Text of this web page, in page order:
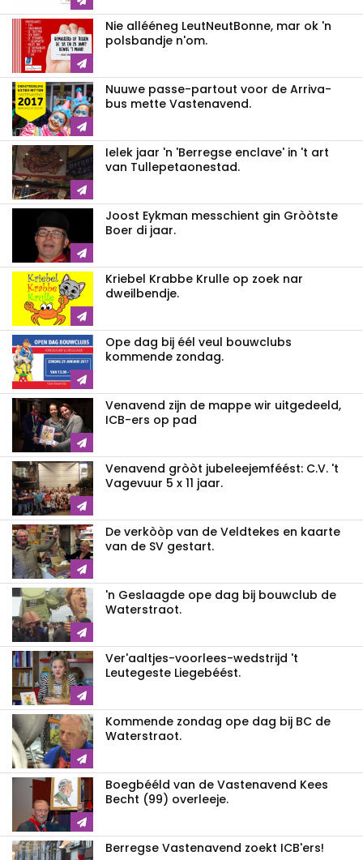
Nie allééneg LeutNeutBonne, mar ok 'n
polsbandje n'om.
Nuuwe passe-partout voor de Arriva-
bus mette Vastenavend.
Ielek jaar 'n 'Berregse enclave' in 't art
van Tullepetaonestad.
Joost Eykman messchient gin Gròòtste
Boer di jaar.
Kriebel Krabbe Krulle op zoek nar
dweilbendje.
Ope dag bij éél veul bouwclubs
kommende zondag.
Venavend zijn de mappe wir uitgedeeld,
ICB-ers op pad
Venavend gròòt jubeleejemféést: C.V. 't
Vagevuur 5 x 11 jaar.
De verkòòp van de Veldtekes en kaarte
van de SV gestart.
'n Geslaagde ope dag bij bouwclub de
Waterstraot.
Ver'aaltjes-voorlees-wedstrijd 't
Leutegeste Liegebéést.
Kommende zondag ope dag bij BC de
Waterstraot.
Boegbééld van de Vastenavend Kees
Becht (99) overleeje.
Berregse Vastenavend zoekt ICB'ers!